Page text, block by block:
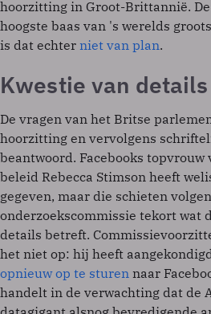
hoorzitting in Groot-Brittannië.
hoogste baas van 's werelds
is dat echter niet van plan.
Kwestie van details
De vragen van het Britse
hoorzitting en vervolgens
beantwoord. Facebooks
beleid Rebecca Stimson heeft
gegeven, maar die schieten
onderzoekscommissie tekort wat
details betreft.
het niet op: hij heeft
opnieuw op te sturen naar
handelt in de verwachting dat de